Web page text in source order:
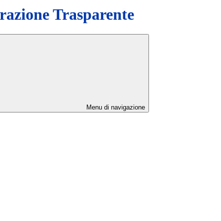
Trasparente
Menu di navigazione